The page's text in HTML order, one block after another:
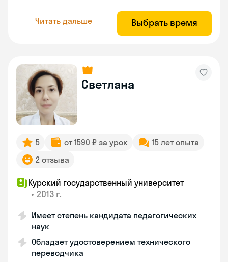
Читать дальше Выбрать время
Светлана
5 от 1590 ₽ за урок
15 лет опыта
2 отзыва
Курский государственный университет
• 2013 г.
Имеет степень кандидата педагогических
наук
Обладает удостоверением технического
переводчика